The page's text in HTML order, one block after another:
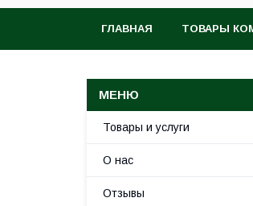
ГЛАВНАЯ ТОВАРЫ
Товары и услуги
О нас
Отзывы